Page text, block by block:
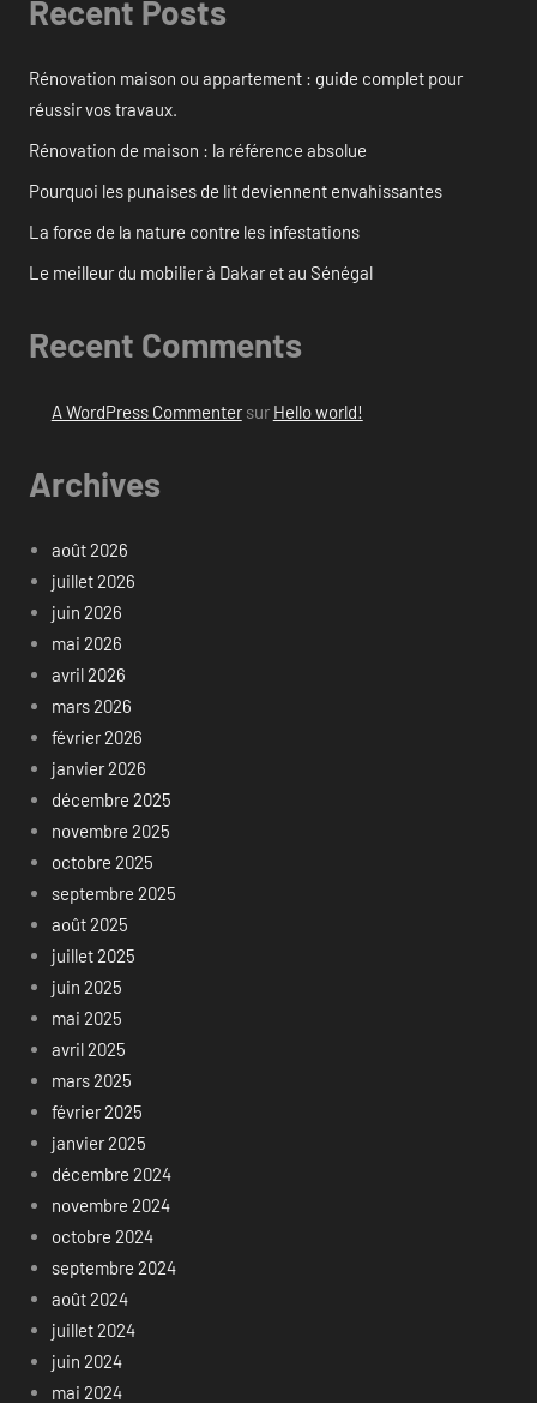
Recent Posts
Rénovation maison ou appartement : guide complet pour
réussir vos travaux.
Rénovation de maison : la référence absolue
Pourquoi les punaises de lit deviennent envahissantes
La force de la nature contre les infestations
Le meilleur du mobilier à Dakar et au Sénégal
Recent Comments
A WordPress Commentersur Hello world!
Archives
août 2026
juillet 2026
juin 2026
mai 2026
avril 2026
mars 2026
février 2026
janvier 2026
décembre 2025
novembre 2025
octobre 2025
septembre 2025
août 2025
juillet 2025
juin 2025
mai 2025
avril 2025
mars 2025
février 2025
janvier 2025
décembre 2024
novembre 2024
octobre 2024
septembre 2024
août 2024
juillet 2024
juin 2024
mai 2024